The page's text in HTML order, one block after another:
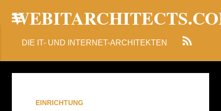
DIE IT- UND INTERNET-ARCHITEKTEN
EINRICHTUNG